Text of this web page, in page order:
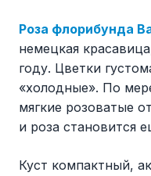
Роза флорибунда
немецкая
году. Цветки
«холодные». По
мягкие розоватые
и роза становится
Куст компактный,